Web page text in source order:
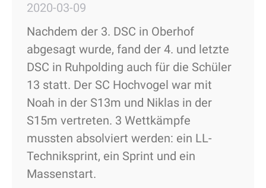
2020-03-09
Nachdem der 3. DSC in Oberhof
abgesagt wurde, fand der 4. und letzte
DSC in Ruhpolding auch für die Schüler
13 statt. Der SC Hochvogel war mit
Noah in der S13m und Niklas in der
S15m vertreten. 3 Wettkämpfe
mussten absolviert werden: ein LL-
Techniksprint, ein Sprint und ein
Massenstart.